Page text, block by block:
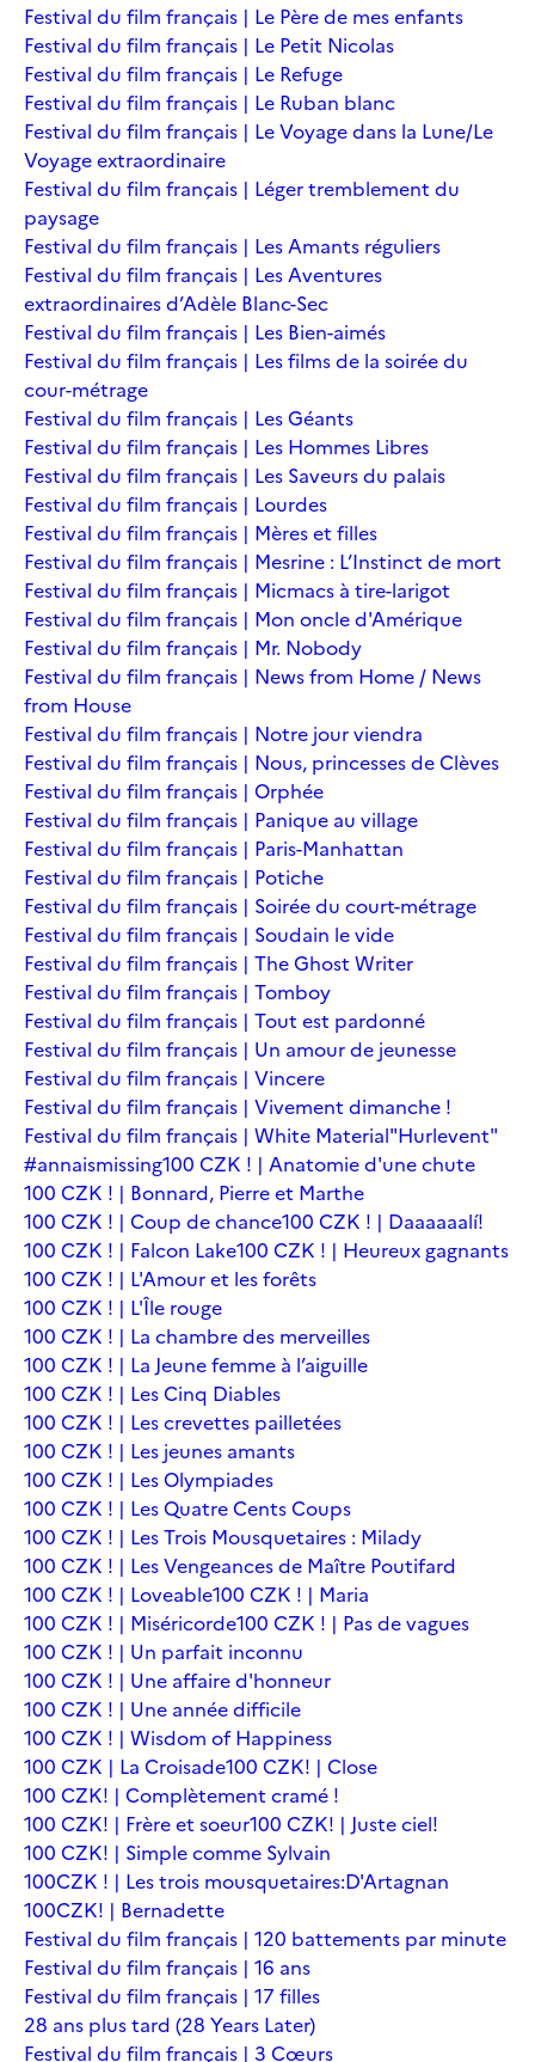
Festival du film français | Le Père de mes enfants
Festival du film français | Le Petit Nicolas
Festival du film français | Le Refuge
Festival du film français | Le Ruban blanc
Festival du film français | Le Voyage dans la Lune/Le
Voyage extraordinaire
Festival du film français | Léger tremblement du
paysage
Festival du film français | Les Amants réguliers
Festival du film français | Les Aventures
extraordinaires d’Adèle Blanc-Sec
Festival du film français | Les Bien-aimés
Festival du film français | Les films de la soirée du
cour-métrage
Festival du film français | Les Géants
Festival du film français | Les Hommes Libres
Festival du film français | Les Saveurs du palais
Festival du film français | Lourdes
Festival du film français | Mères et filles
Festival du film français | Mesrine : L’Instinct de mort
Festival du film français | Micmacs à tire-larigot
Festival du film français | Mon oncle d'Amérique
Festival du film français | Mr. Nobody
Festival du film français | News from Home / News
from House
Festival du film français | Notre jour viendra
Festival du film français | Nous, princesses de Clèves
Festival du film français | Orphée
Festival du film français | Panique au village
Festival du film français | Paris-Manhattan
Festival du film français | Potiche
Festival du film français | Soirée du court-métrage
Festival du film français | Soudain le vide
Festival du film français | The Ghost Writer
Festival du film français | Tomboy
Festival du film français | Tout est pardonné
Festival du film français | Un amour de jeunesse
Festival du film français | Vincere
Festival du film français | Vivement dimanche !
Festival du film français | White Material"Hurlevent"
#annaismissing100 CZK ! | Anatomie d'une chute
100 CZK ! | Bonnard, Pierre et Marthe
100 CZK ! | Coup de chance100 CZK ! | Daaaaaalí!
100 CZK ! | Falcon Lake100 CZK ! | Heureux gagnants
100 CZK ! | L'Amour et les forêts
100 CZK ! | L'Île rouge
100 CZK ! | La chambre des merveilles
100 CZK ! | La Jeune femme à l’aiguille
100 CZK ! | Les Cinq Diables
100 CZK ! | Les crevettes pailletées
100 CZK ! | Les jeunes amants
100 CZK ! | Les Olympiades
100 CZK ! | Les Quatre Cents Coups
100 CZK ! | Les Trois Mousquetaires : Milady
100 CZK ! | Les Vengeances de Maître Poutifard
100 CZK ! | Loveable100 CZK ! | Maria
100 CZK ! | Miséricorde100 CZK ! | Pas de vagues
100 CZK ! | Un parfait inconnu
100 CZK ! | Une affaire d'honneur
100 CZK ! | Une année difficile
100 CZK ! | Wisdom of Happiness
100 CZK | La Croisade100 CZK! | Close
100 CZK! | Complètement cramé !
100 CZK! | Frère et soeur100 CZK! | Juste ciel!
100 CZK! | Simple comme Sylvain
100CZK ! | Les trois mousquetaires:D'Artagnan
100CZK! | Bernadette
Festival du film français | 120 battements par minute
Festival du film français | 16 ans
Festival du film français | 17 filles
28 ans plus tard (28 Years Later)
Festival du film français | 3 Cœurs